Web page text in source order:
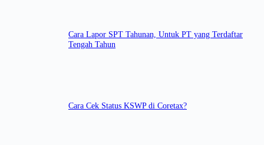
Cara Lapor SPT Tahunan, Untuk PT yang Terdaftar
Tengah Tahun
Cara Cek Status KSWP di Coretax?